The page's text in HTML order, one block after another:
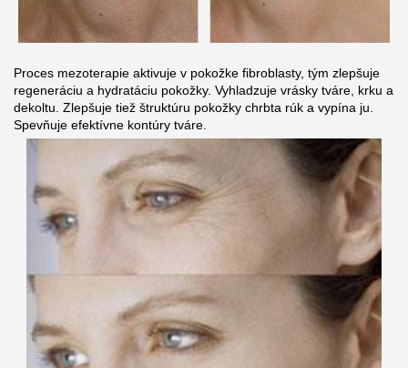
Proces mezoterapie aktivuje v pokožke fibroblasty, tým zlepšuje
regeneráciu a hydratáciu pokožky. Vyhladzuje vrásky tváre, krku a
dekoltu. Zlepšuje tiež štruktúru pokožky chrbta rúk a vypína ju.
Spevňuje efektívne kontúry tváre.